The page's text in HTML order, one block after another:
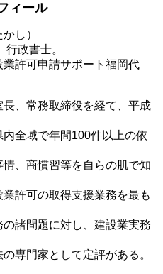
ィール
し）
政書士。
許可申請サポート福岡代
、常務取締役を経て、平成
全域で年間100件以上の依
、商慣習等を自らの肌で知
許可の取得支援業務を最も
諸問題に対し、建設業実務
専門家として定評がある。